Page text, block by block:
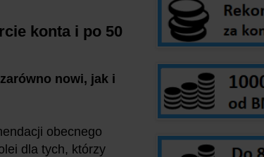
konta i po 50
nowi, jak i
obecnego
dla tych, którzy